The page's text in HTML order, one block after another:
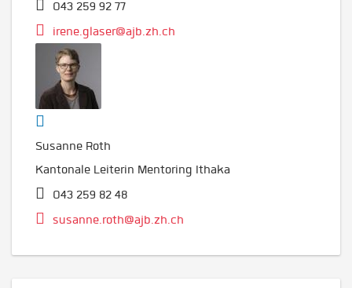
043 259 92 77
irene.glaser@ajb.zh.ch
Susanne Roth
Kantonale Leiterin Mentoring Ithaka
043 259 82 48
susanne.roth@ajb.zh.ch